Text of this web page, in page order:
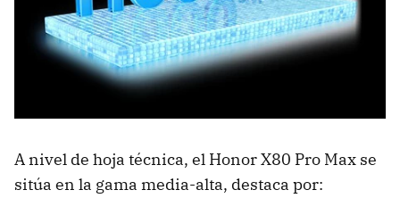
A nivel de hoja técnica, el Honor X80 Pro Max se
sitúa en la gama media-alta, destaca por: